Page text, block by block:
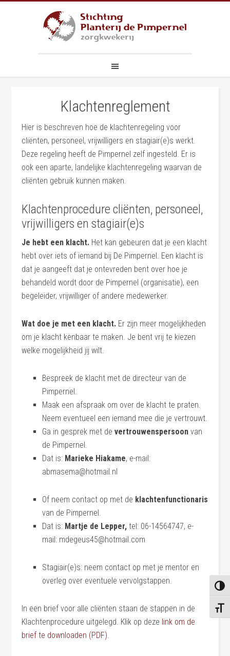
Klachtenreglement
Hier is beschreven hoe de klachtenregeling voor
cliënten, personeel, vrijwilligers en stagiair(e)s werkt.
Deze regeling heeft de Pimpernel zelf ingesteld. Er is
ook een aparte, landelijke klachtenregeling waarvan de
cliënten gebruik kunnen maken.
Klachtenprocedure cliënten, personeel,
vrijwilligers en stagiair(e)s
Je hebt een klacht. Het kan gebeuren dat je een klacht
hebt over iets of iemand bij De Pimpernel. Een klacht is
dat je aangeeft dat je ontevreden bent over hoe je
behandeld wordt door de Pimpernel (organisatie), een
begeleider, vrijwilliger of andere medewerker.
Wat doe je met een klacht. Er zijn meer mogelijkheden
om je klacht kenbaar te maken. Je bent vrij te kiezen
welke mogelijkheid jij wilt.
Bespreek de klacht met de directeur van de
Pimpernel.
Maak een afspraak om over de klacht te praten.
Neem eventueel een iemand mee die je vertrouwt.
Ga in gesprek met devertrouwenspersoon van
de Pimpernel.
Dat is: Marieke Hiakame, e-mail:
abmasema@hotmail.nl
Of neem contact op met de klachtenfunctionaris
van de Pimpernel.
Dat is: Martje de Lepper,tel: 06-14564747, e-
mail: mdegeus45@hotmail.com
Stagiair(e)s: neem contact op met je mentor en
overleg over eventuele vervolgstappen.
In een brief voor alle cliënten staan de stappen in de
Klachtenprocedure uitgelegd. Klik op deze link om de
brief te downloaden (PDF).